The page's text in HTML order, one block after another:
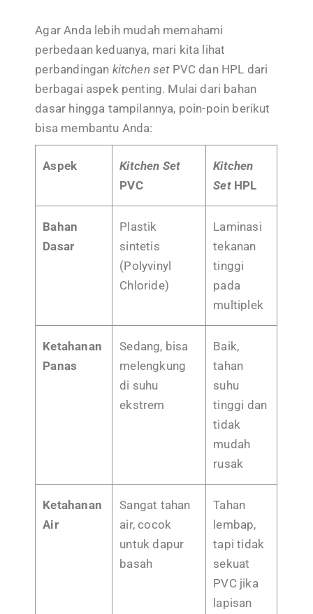
Agar Anda lebih mudah memahami
perbedaan keduanya, mari kita lihat
perbandingan kitchen setPVC dan HPL dari
berbagai aspek penting. Mulai dari bahan
dasar hingga tampilannya, poin-poin berikut
bisa membantu Anda:
Aspek
Kitchen Set
PVC
Kitchen
Set HPL
Bahan
Dasar
Plastik
sintetis
(Polyvinyl
Chloride)
Laminasi
tekanan
tinggi
pada
multiplek
Ketahanan
Panas
Sedang, bisa
melengkung
di suhu
ekstrem
Baik,
tahan
suhu
tinggi dan
tidak
mudah
rusak
Ketahanan
Air
Sangat tahan
air, cocok
untuk dapur
basah
Tahan
lembap,
tapi tidak
sekuat
PVC jika
lapisan